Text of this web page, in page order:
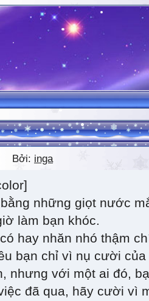
Bởi: inga
những giọt nước
làm bạn khóc.
hay nhăn nhó thậm
bạn chỉ vì nụ cười
nhưng với một ai đó,
đã qua, hãy cười vì